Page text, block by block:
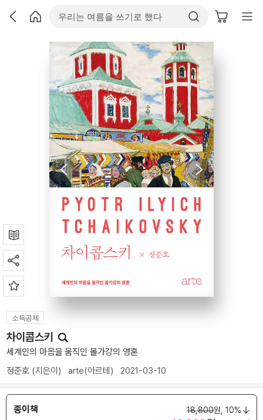
소득공제
차이콥스키
세계인의 마음을 움직인 볼가강의 영혼
정준호 (지은이) arte(아르테) 2021-03-10
종이책 18,800원, 10%